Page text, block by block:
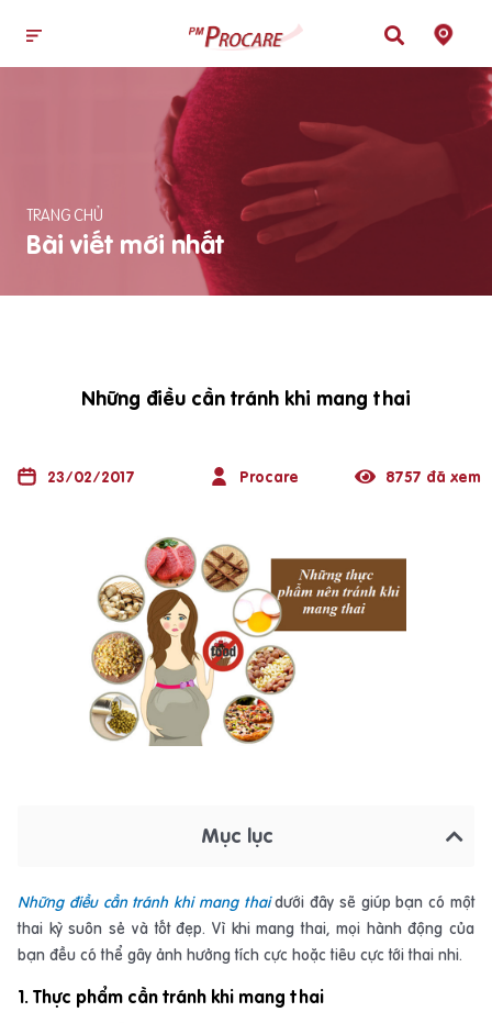
TRANG CHỦ
Bài viết mới nhất
Những điều cần tránh khi mang thai
23/02/2017 Procare 8757 đã xem
Mục lục
Những điều cần tránh khi mang thaidưới đây sẽ giúp bạn có một
thai kỳ suôn sẻ và tốt đẹp. Vì khi mang thai, mọi hành động của
bạn đều có thể gây ảnh hưởng tích cực hoặc tiêu cực tới thai nhi.
1. Thực phẩm cần tránh khi mang thai